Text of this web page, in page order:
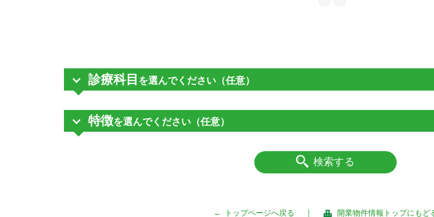
診療科目 を選んでください（任意）
特徴を選んでください（任意）
検索する
トップページへ戻る 開業物件情報トップにもど